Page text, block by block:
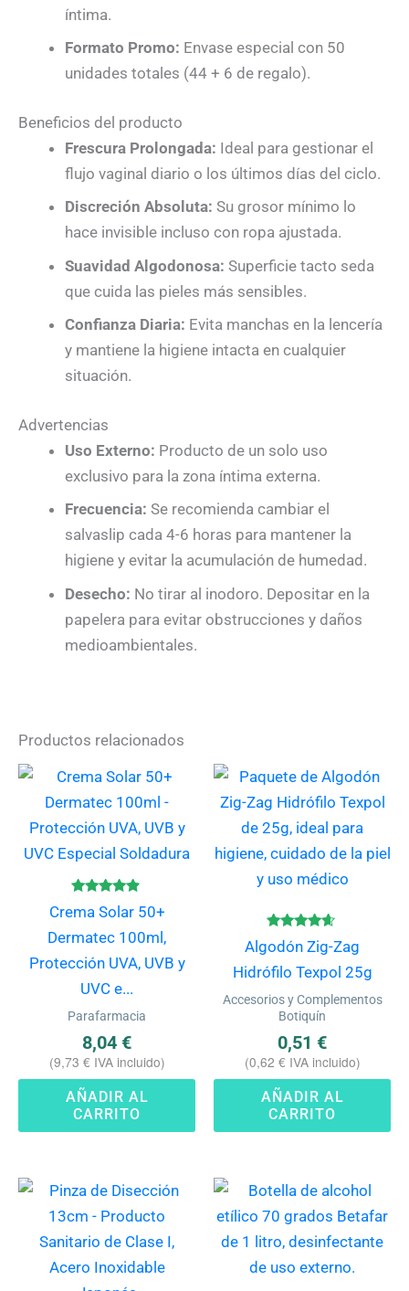
íntima.
Formato Promo: Envase especial con 50
unidades totales (44 + 6 de regalo).
Beneficios del producto
Frescura Prolongada: Ideal para gestionar el
flujo vaginal diario o los últimos días del ciclo.
Discreción Absoluta: Su grosor mínimo lo
hace invisible incluso con ropa ajustada.
Suavidad Algodonosa: Superficie tacto seda
que cuida las pieles más sensibles.
Confianza Diaria: Evita manchas en la lencería
y mantiene la higiene intacta en cualquier
situación.
Advertencias
Uso Externo: Producto de un solo uso
exclusivo para la zona íntima externa.
Frecuencia: Se recomienda cambiar el
salvaslip cada 4-6 horas para mantener la
higiene y evitar la acumulación de humedad.
Desecho: No tirar al inodoro. Depositar en la
papelera para evitar obstrucciones y daños
medioambientales.
Productos relacionados
Valorado
con
4.75
de 5
Crema Solar 50+
Dermatec 100ml,
Protección UVA, UVB y
UVC e...
Parafarmacia
8,04 €
(9,73 € IVA incluido)
AÑADIR AL
CARRITO
Valorado
con
4.50
de 5
Algodón Zig-Zag
Hidrófilo Texpol 25g
Accesorios y Complementos
Botiquín
0,51 €
(0,62 € IVA incluido)
AÑADIR AL
CARRITO